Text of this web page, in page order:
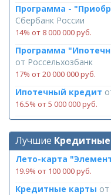
Программа -
Сбербанк России
14% от 8 000 000 руб.
Программа
от Россельхозбанк
17% от 20 000 000 руб.
Ипотечный кредит
16.5% от 5 000 000 руб.
Лучшие
Лето-карта
19.9% от 100 000 руб.
Кредитные карты от